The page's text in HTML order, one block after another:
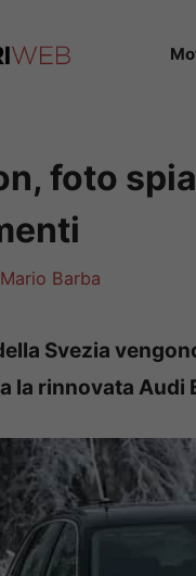
foto
Mario Barba
Svezia
la rinnovata Audi